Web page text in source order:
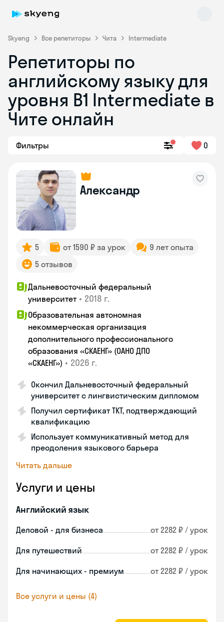
Skyeng Все репетиторы Чита Intermediate
Репетиторы по
английскому языку для
уровня B1 Intermediate в
Чите онлайн
Фильтры 0
Александр
5 от 1590 ₽ за урок
9 лет опыта
5 отзывов
Дальневосточный федеральный
университет • 2018 г.
Образовательная автономная
некоммерческая организация
дополнительного профессионального
образования «СКАЕНГ» (ОАНО ДПО
«СКАЕНГ») • 2026 г.
Окончил Дальневосточный федеральный
университет с лингвистическим дипломом
Получил сертификат TKT, подтверждающий
квалификацию
Использует коммуникативный метод для
преодоления языкового барьера
Читать дальше
Услуги и цены
Английский язык
Деловой - для бизнеса от 2282 ₽ / урок
Для путешествий от 2282 ₽ / урок
Для начинающих - премиум от 2282 ₽ / урок
Все услуги и цены (4)